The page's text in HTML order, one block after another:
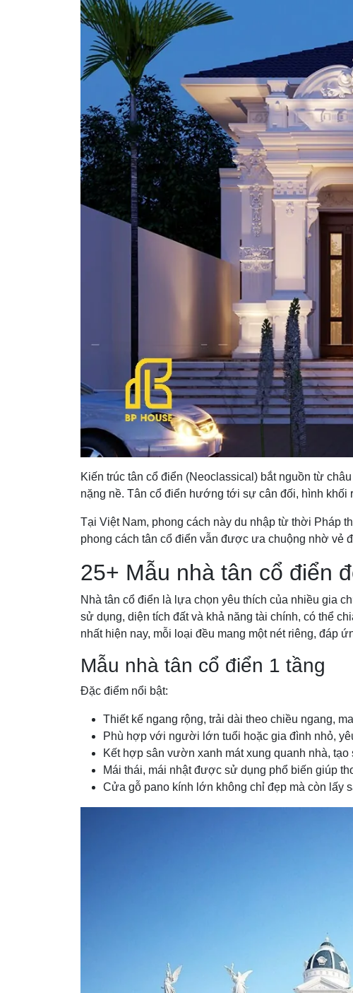
Kiến trúc tân cổ điển (Neoclassical) bắt nguồn từ
nặng nề. Tân cổ điển hướng tới sự cân đối, hình khối
Tại Việt Nam, phong cách này du nhập từ thời Pháp
phong cách tân cổ điển vẫn được ưa chuộng nhờ vẻ
25+ Mẫu nhà tân cổ điển
Nhà tân cổ điển là lựa chọn yêu thích của nhiều gia
sử dụng, diện tích đất và khả năng tài chính, có thể
nhất hiện nay, mỗi loại đều mang một nét riêng, đáp
Mẫu nhà tân cổ điển 1 tầng
Đặc điểm nổi bật:
Thiết kế ngang rộng, trải dài theo chiều ngang,
Phù hợp với người lớn tuổi hoặc gia đình nhỏ,
Kết hợp sân vườn xanh mát xung quanh nhà,
Mái thái, mái nhật được sử dụng phổ biến giúp
Cửa gỗ pano kính lớn không chỉ đẹp mà còn lấy